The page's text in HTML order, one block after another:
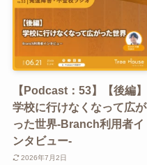
【Podcast：53】【後編】
学校に行けなくなって広が
った世界-Branch利用者イ
ンタビュー-
2026年7月2日